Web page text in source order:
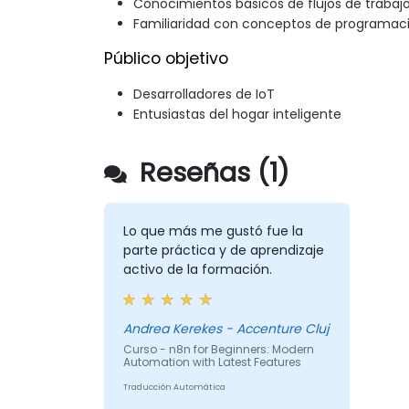
Conocimientos básicos de flujos de
Familiaridad con conceptos de
Público objetivo
Desarrolladores de IoT
Entusiastas del hogar inteligente
Reseñas (1)
Lo que más me gustó fue la
parte práctica y de aprendizaje
activo de la formación.
Andrea Kerekes - Accenture Cluj
Curso - n8n for Beginners: Modern
Automation with Latest Features
Traducción Automática